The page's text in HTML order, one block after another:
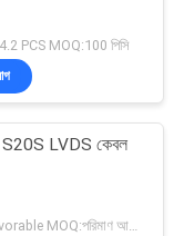
33
PCS MOQ:100 পিসি
LVDS কেবল
Most favorable MOQ:পরিমাণ আলোচনাযোগ্য হতে পারে ((শুধুমাত্র কোম্পানি, ব্যক্তিগত ব্যবহারের পরিবর্তে)